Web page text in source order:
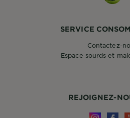
REJOIGNEZ-
SERVICE
Contactez-
Espace sourds et